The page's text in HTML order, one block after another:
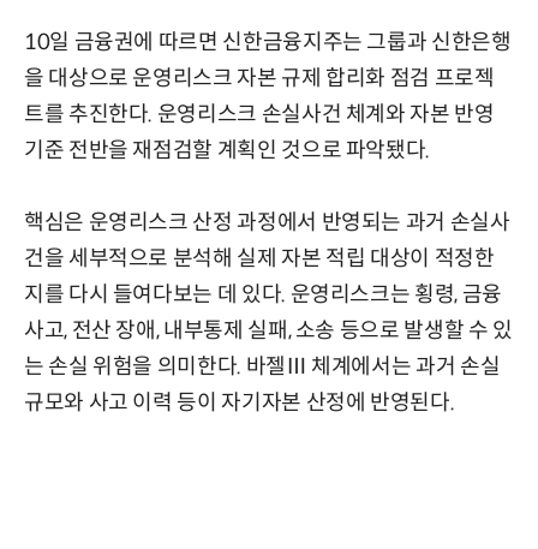
10일 금융권에 따르면 신한금융지주는 그룹과 신한은행
을 대상으로 운영리스크 자본 규제 합리화 점검 프로젝
트를 추진한다. 운영리스크 손실사건 체계와 자본 반영
기준 전반을 재점검할 계획인 것으로 파악됐다.
핵심은 운영리스크 산정 과정에서 반영되는 과거 손실사
건을 세부적으로 분석해 실제 자본 적립 대상이 적정한
지를 다시 들여다보는 데 있다. 운영리스크는 횡령, 금융
사고, 전산 장애, 내부통제 실패, 소송 등으로 발생할 수 있
는 손실 위험을 의미한다. 바젤Ⅲ 체계에서는 과거 손실
규모와 사고 이력 등이 자기자본 산정에 반영된다.